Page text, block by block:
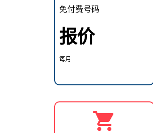
免付费号码
报价
每月